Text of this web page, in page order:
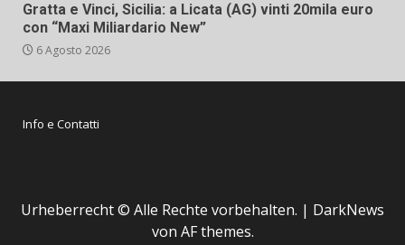
Gratta e Vinci, Sicilia: a Licata (AG) vinti 20mila euro
con “Maxi Miliardario New”
6 Agosto 2026
Info e Contatti
Urheberrecht © Alle Rechte vorbehalten. | DarkNews
von AF themes.